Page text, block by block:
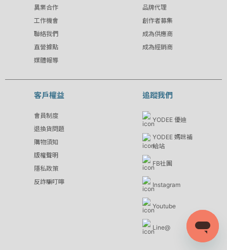
異業合作
工作機會
聯絡我們
直營據點
媒體報導
品牌代理
創作者募集
成為供應商
成為經銷商
客戶權益
會員制度
退換貨問題
購物須知
版權聲明
隱私政策
反詐騙叮嚀
追蹤我們
YODEE 優迪
YODEE 媽咪補
給站
FB社團
Instagram
Youtube
Line@